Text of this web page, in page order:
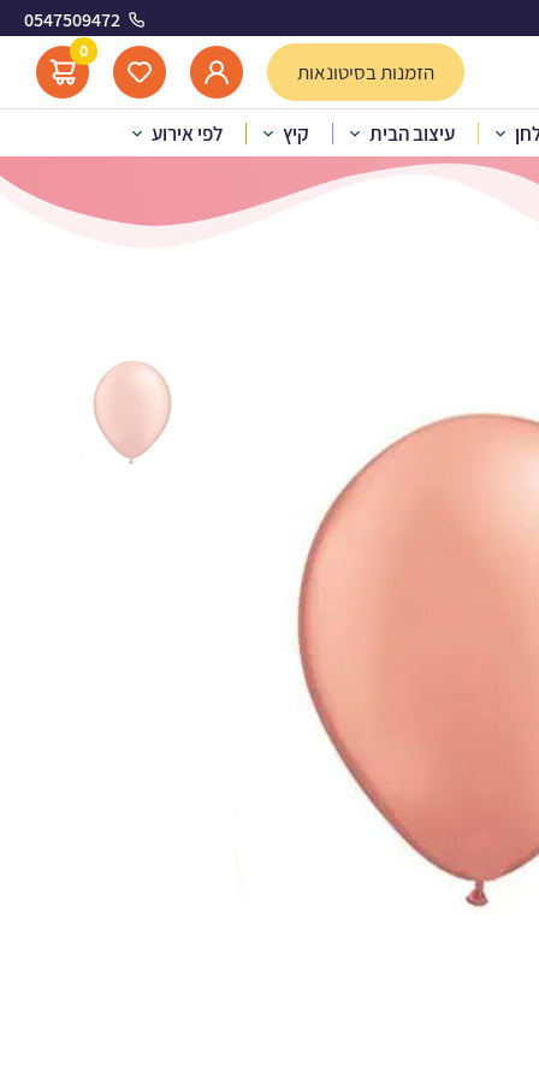
0547509472
הזמנות בסיטונאות
0
עיצוב הבית קיץ לפי אירוע רוז גולד 100 יח’